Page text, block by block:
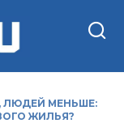
ЛЮДЕЙ МЕНЬШЕ:
ЖИЛЬЯ?